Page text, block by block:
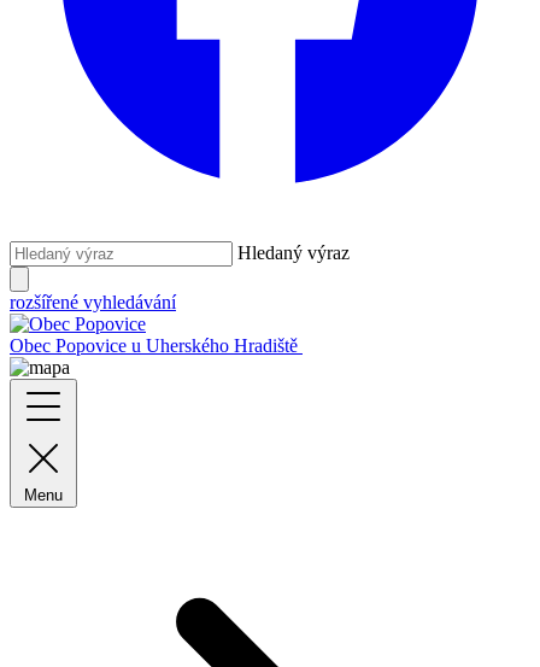
Hledaný výraz
rozšířené vyhledávání
Obec Popovice u Uherského Hradiště
Menu